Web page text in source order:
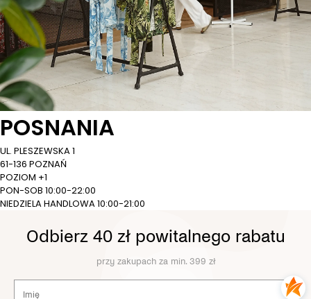
POSNANIA
UL. PLESZEWSKA 1
61-136 POZNAŃ
POZIOM +1
PON-SOB 10:00-22:00
NIEDZIELA HANDLOWA 10:00-21:00
Odbierz 40 zł powitalnego rabatu
przy zakupach za min. 399 zł